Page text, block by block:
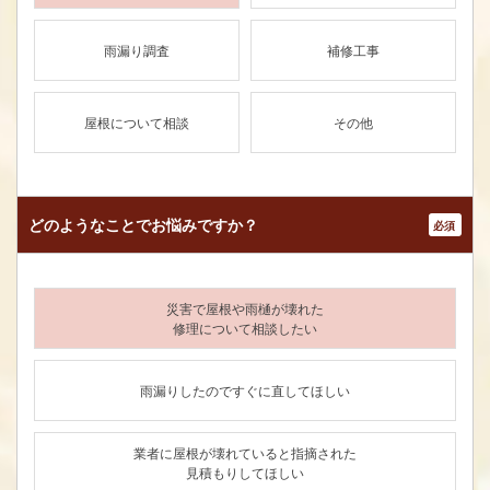
雨漏り調査 補修工事
屋根について相談 その他
どのようなことでお悩みですか？ *
災害で屋根や雨樋が壊れた
修理について相談したい
雨漏りしたのですぐに直してほしい
業者に屋根が壊れていると指摘された
見積もりしてほしい